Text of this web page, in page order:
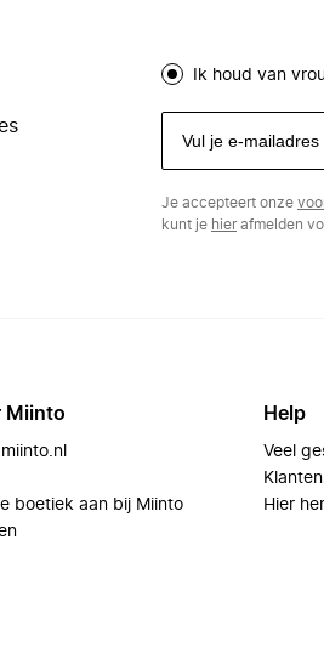
Ik houd van
Je accepteert onze
kunt je hierafmelden
Miinto
boetiek aan bij Miinto
Help
Veel
Hier